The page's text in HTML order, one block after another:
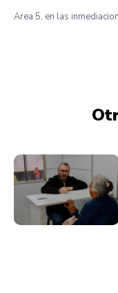
Area 5, en las